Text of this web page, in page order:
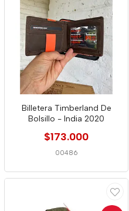
Billetera Timberland De
Bolsillo - India 2020
$173.000
00486